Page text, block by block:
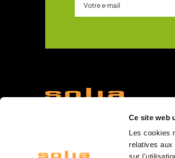
Ce site web
Les cookies
relatives